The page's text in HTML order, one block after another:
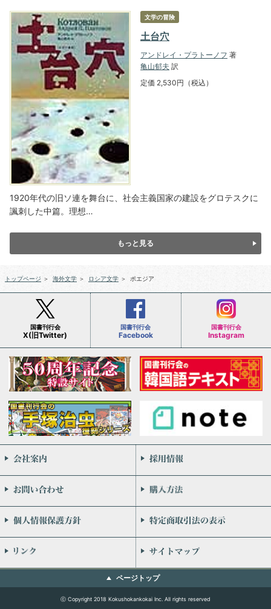
文学の冒険
土台穴
アンドレイ・プラトーノフ 著
亀山郁夫 訳
定価 2,530円（税込）
1920年代の旧ソ連を舞台に、社会主義国家の建設をグロテスクに
諷刺した中篇。理想…
もっと見る
トップページ ＞ 海外文学 ＞ ロシア文学 ＞ ポエジア
国書刊行会
X(旧Twitter)
国書刊行会
Facebook
国書刊行会
Instagram
会社案内
お問い合わせ
個人情報保護方針
リンク
ページトップ
ⓒ Copyright 2018 Kokushokankokai Inc. All rights reserved